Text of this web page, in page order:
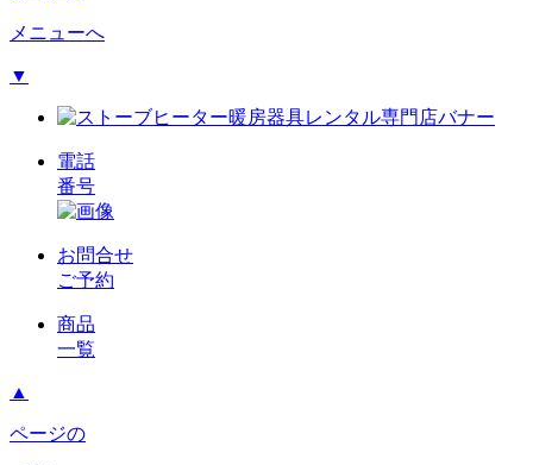
メニューへ
▼
電話
番号
お問合せ
ご予約
商品
一覧
▲
ページの